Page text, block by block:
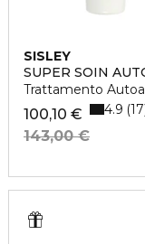
SISLEY
SUPER SOIN
Trattamento
100,10 €
143,00 €
4.9 17